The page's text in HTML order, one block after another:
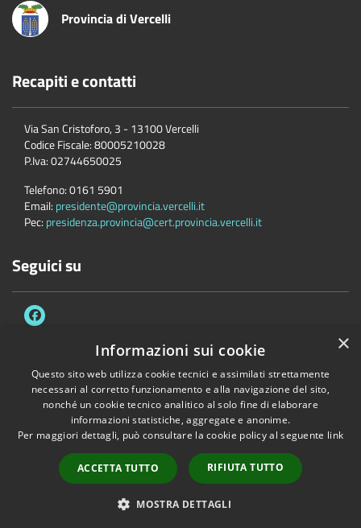
Provincia di Vercelli
Recapiti e contatti
Via San Cristoforo, 3 - 13100 Vercelli
Codice Fiscale:80005210028
P.Iva:02744650025
Telefono:0161 5901
Email: presidente@provincia.vercelli.it
Pec: presidenza.provincia@cert.provincia.vercelli.it
Seguici su
Accessibilità Privacy Cookie
Mappa del sito
Dichiarazione di accessibilità e meccanismo di feedback
Link Utili
Copyright © 2026 • Provincia di Vercelli • Powered byMunicipium•
Accesso redazione
×
Informazioni sui cookie
Questo sito web utilizza cookie tecnici e assimilati strettamente
necessari al corretto funzionamento e alla navigazione del sito,
nonché un cookie tecnico analitico al solo fine di elaborare
informazioni statistiche, aggregate e anonime.
Per maggiori dettagli, può consultare la cookie policy al seguente link
ACCETTA TUTTO RIFIUTA TUTTO
MOSTRA DETTAGLI